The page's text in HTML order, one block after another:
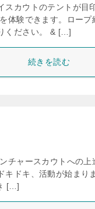
スカウトのテントが目
体験できます。ロープ
ください。 & […]
続きを読む
チャースカウトへの上
キドキ、活動が始まりま
[…]